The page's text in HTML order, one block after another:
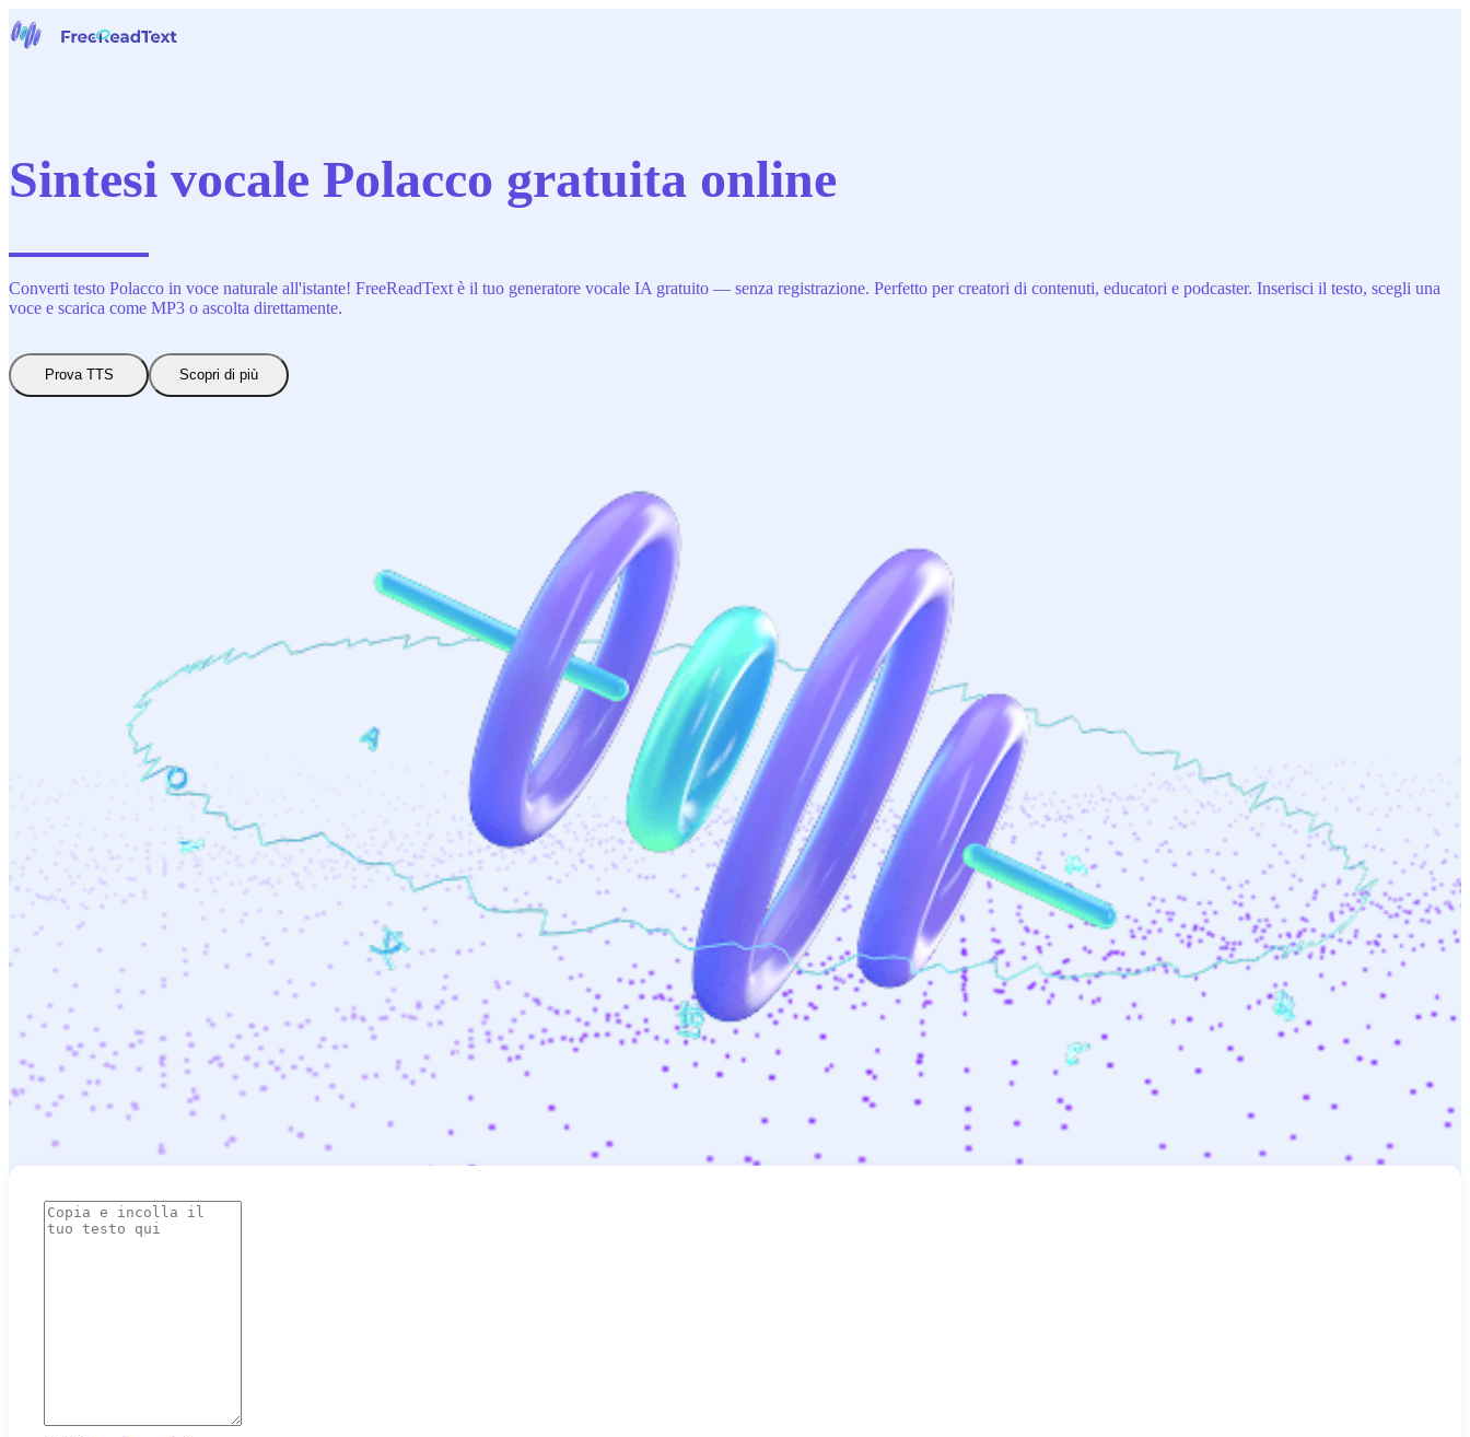
Prezzi
Contattaci
Sintesi vocale Polacco gratuita online
Converti testo Polacco in voce naturale all'istante! FreeReadText è il tuo generatore vocale IA gratuito — senza registrazione. Perfetto per creatori di contenuti, educatori e podcaster. Inserisci il testo, scegli una
voce e scarica come MP3 o ascolta direttamente.
Prova TTS Scopri di più